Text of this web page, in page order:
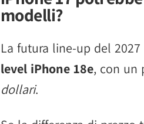
modelli?
La futura line-up del
level iPhone 18e, con un
dollari.